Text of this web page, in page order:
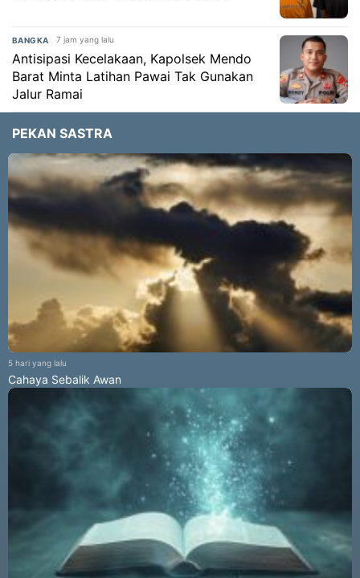
BANGKA 7 jam yang lalu
Antisipasi Kecelakaan, Kapolsek Mendo
Barat Minta Latihan Pawai Tak Gunakan
Jalur Ramai
PEKAN SASTRA
5 hari yang lalu
Cahaya Sebalik Awan